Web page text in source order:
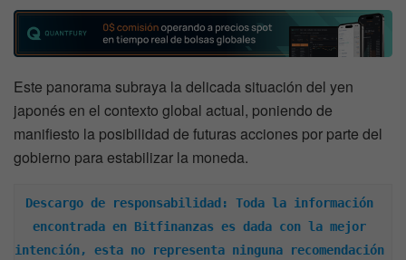
Este panorama subraya la delicada situación del yen
japonés en el contexto global actual, poniendo de
manifiesto la posibilidad de futuras acciones por parte del
gobierno para estabilizar la moneda.
Descargo de responsabilidad: Toda la información
encontrada en Bitfinanzas es dada con la mejor
intención, esta no representa ninguna recomendación